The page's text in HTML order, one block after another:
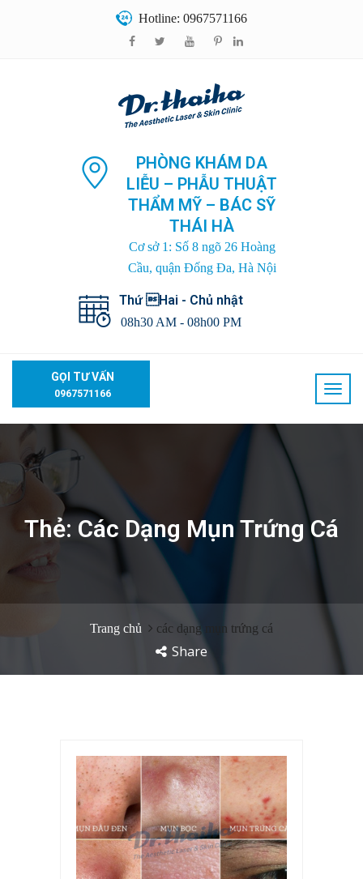
Hotline: 0967571166
PHÒNG KHÁM DA
LIỄU – PHẪU THUẬT
THẨM MỸ – BÁC SỸ
THÁI HÀ
Cơ sở 1: Số 8 ngõ 26 Hoàng
Cầu, quận Đống Đa, Hà Nội
Thứ Hai - Chủ nhật
08h30 AM - 08h00 PM
GỌI TƯ VẤN
0967571166
Thẻ: Các Dạng Mụn Trứng Cá
Trang chủ các dạng mụn trứng cá
Share